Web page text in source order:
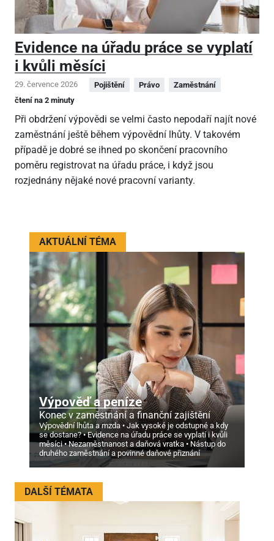
Evidence na úřadu práce se vyplatí
i kvůli měsíci
29. července 2026 Pojištění Právo
Zaměstnání
čtení na 2 minuty
Při obdržení výpovědi se velmi často nepodaří najít nové
zaměstnání ještě během výpovědní lhůty. V takovém
případě je dobré se ihned po skončení pracovního
poměru registrovat na úřadu práce, i když jsou
rozjednány nějaké nové pracovní varianty.
AKTUÁLNÍ TÉMA
Výpověď a peníze
Konec v zaměstnání a finanční zajištění
Výpovědní lhůta a mzda
Jak vysoké je odstupné a kdy
se dostane?
Evidence na úřadu práce se vyplatí i kvůli
měsíci
Nezaměstnanost a daňová vratka
Nástup do
druhého zaměstnání a povinné daňové přiznání
DALŠÍ TÉMATA